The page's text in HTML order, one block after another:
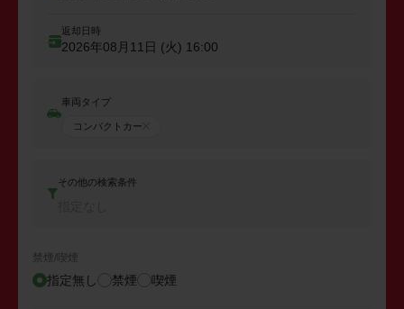
返却日時
2026年08月11日 (火) 16:00
車両タイプ
コンパクトカー
その他の検索条件
禁煙/喫煙
指定無し 禁煙 喫煙